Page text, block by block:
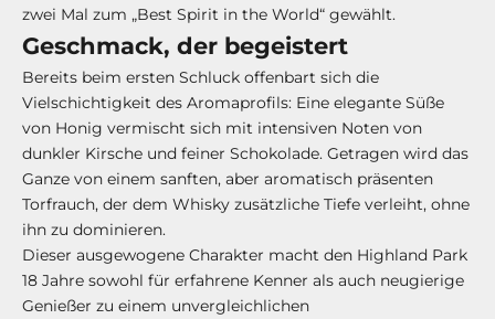
zwei Mal zum „Best Spirit in the World“ gewählt.
Geschmack, der begeistert
Bereits beim ersten Schluck offenbart sich die
Vielschichtigkeit des Aromaprofils: Eine elegante Süße
von Honig vermischt sich mit intensiven Noten von
dunkler Kirsche und feiner Schokolade. Getragen wird das
Ganze von einem sanften, aber aromatisch präsenten
Torfrauch, der dem Whisky zusätzliche Tiefe verleiht, ohne
ihn zu dominieren.
Dieser ausgewogene Charakter macht den Highland Park
18 Jahre sowohl für erfahrene Kenner als auch neugierige
Genießer zu einem unvergleichlichen